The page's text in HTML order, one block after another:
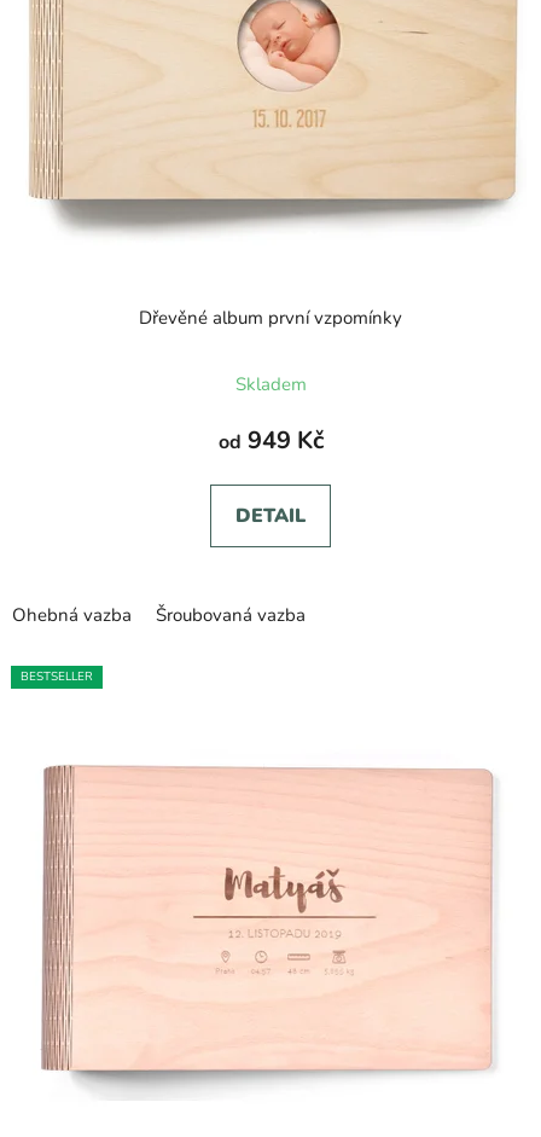
Dřevěné album první vzpomínky
hodnocení
produktu
je
5,0
z
5
Skladem
od 949 Kč
DETAIL
Ohebná vazba Šroubovaná vazba
BESTSELLER